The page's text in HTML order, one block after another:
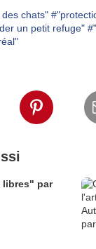
chats"
un petit refuge"
libres" par